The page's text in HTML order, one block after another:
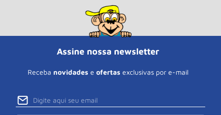
Assine nossa newsletter
Receba novidades e ofertas exclusivas por e-mail